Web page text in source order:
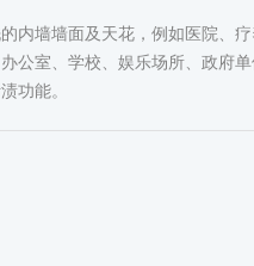
内墙墙面及天花，例如医院、
公室、学校、娱乐场所、政府单
功能。